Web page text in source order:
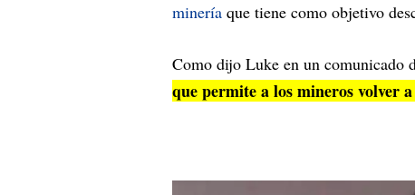
minería que tiene como objetivo
Como dijo Luke en un comunicado
que permite a los mineros volver